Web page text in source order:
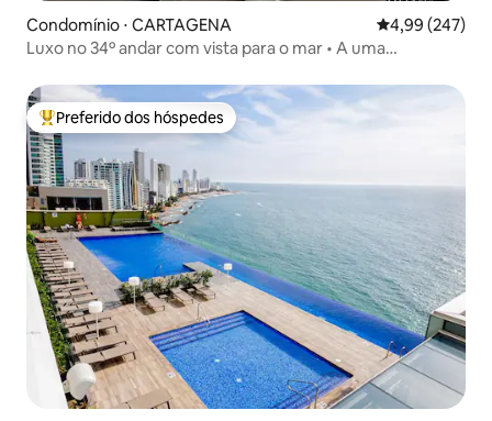
Condomínio ⋅ CARTAGENA 4,99 de uma
4,99 (247)
Luxo no 34º andar com vista para o mar • A uma
Entre os melhores preferidos dos hóspedes
Preferido dos hóspedes